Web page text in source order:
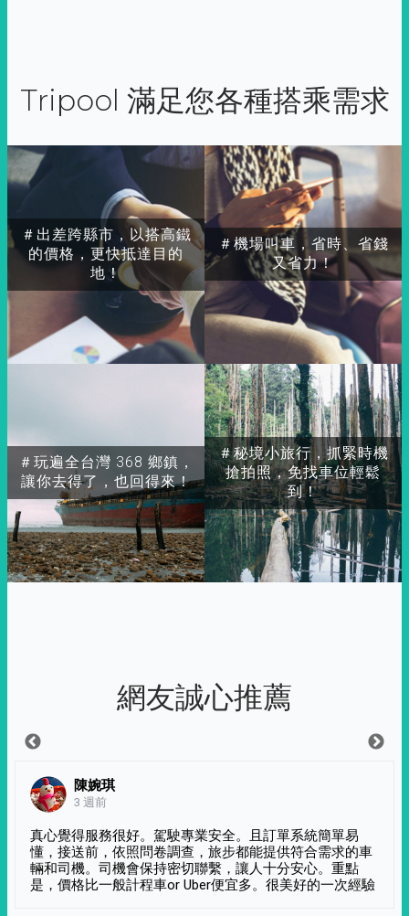
Tripool 滿足您各種搭乘需求
＃出差跨縣市，以搭高鐵
的價格，更快抵達目的
地！
＃玩遍全台灣 368 鄉鎮，
讓你去得了，也回得來！
＃秘境小旅行，抓緊時機
搶拍照，免找車位輕鬆
到！
＃機場叫車，省時、省錢
又省力！
網友誠心推薦
陳婉琪
3 週前
真心覺得服務很好。駕駛專業安全。且訂單系統簡單易
懂，接送前，依照問卷調查，旅步都能提供符合需求的車
輛和司機。司機會保持密切聯繫，讓人十分安心。重點
是，價格比一般計程車or Uber便宜多。很美好的一次經驗